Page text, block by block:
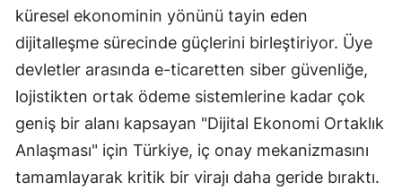
küresel ekonominin yönünü tayin eden
dijitalleşme sürecinde güçlerini birleştiriyor. Üye
devletler arasında e-ticaretten siber güvenliğe,
lojistikten ortak ödeme sistemlerine kadar çok
geniş bir alanı kapsayan "Dijital Ekonomi Ortaklık
Anlaşması" için Türkiye, iç onay mekanizmasını
tamamlayarak kritik bir virajı daha geride bıraktı.